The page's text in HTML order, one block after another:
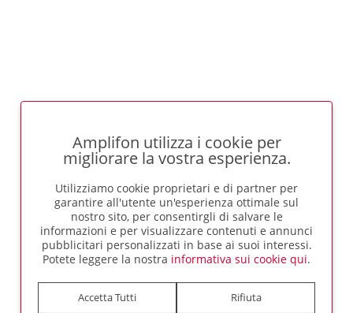
Ruoli nei Negozi
GUIDA LA RIVOLUZIONE DEL
Usa la tua esperienza per trasformare la vita
Amplifon utilizza i cookie per
migliorare la vostra esperienza.
Utilizziamo cookie proprietari e di partner per
garantire all'utente un'esperienza ottimale sul
nostro sito, per consentirgli di salvare le
informazioni e per visualizzare contenuti e annunci
pubblicitari personalizzati in base ai suoi interessi.
Potete leggere la nostra informativa sui cookie qui.
Accetta Tutti Rifiuta